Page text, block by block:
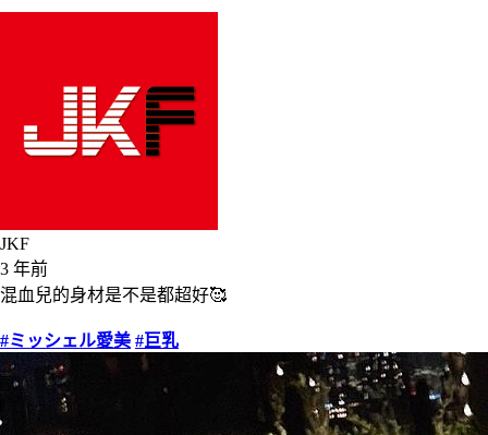
JKF
3 年前
混血兒的身材是不是都超好🥰
#ミッシェル愛美 #巨乳